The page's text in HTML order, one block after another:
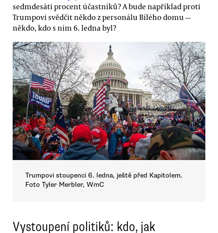
sedmdesáti procent účastníků? A bude například proti
Trumpovi svědčit někdo z personálu Bílého domu —
někdo, kdo s ním 6. ledna byl?
Trumpovi stoupenci 6. ledna, ještě před Kapitolem.
Foto Tyler Merbler, WmC
Vystoupení politiků: kdo, jak